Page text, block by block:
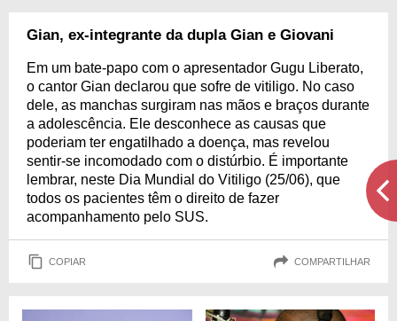
Gian, ex-integrante da dupla Gian e Giovani
Em um bate-papo com o apresentador Gugu Liberato,
o cantor Gian declarou que sofre de vitiligo. No caso
dele, as manchas surgiram nas mãos e braços durante
a adolescência. Ele desconhece as causas que
poderiam ter engatilhado a doença, mas revelou
sentir-se incomodado com o distúrbio. É importante
lembrar, neste Dia Mundial do Vitiligo (25/06), que
todos os pacientes têm o direito de fazer
acompanhamento pelo SUS.
COPIAR COMPARTILHAR